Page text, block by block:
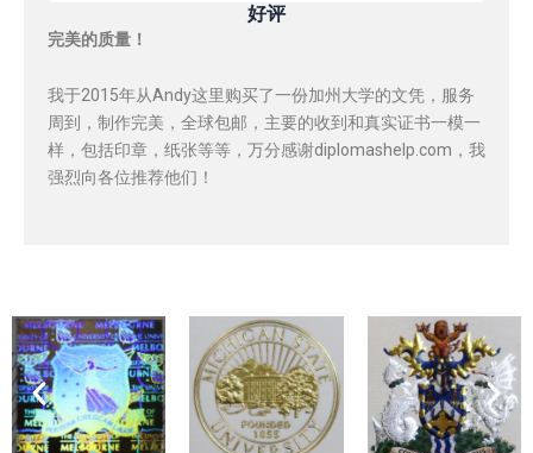
好评
完美的质量！
我于2015年从Andy这里购买了一份加州大学的文凭，服务
周到，制作完美，全球包邮，主要的收到和真实证书一模一
样，包括印章，纸张等等，万分感谢diplomashelp.com，我
强烈向各位推荐他们！